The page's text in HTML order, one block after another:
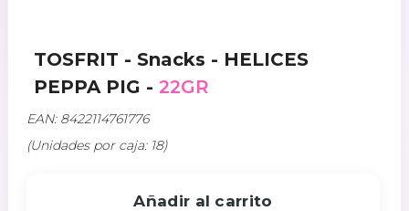
TOSFRIT - Snacks - HELICES
PEPPA PIG - 22GR
EAN: 8422114761776
(Unidades por caja: 18)
Añadir al carrito